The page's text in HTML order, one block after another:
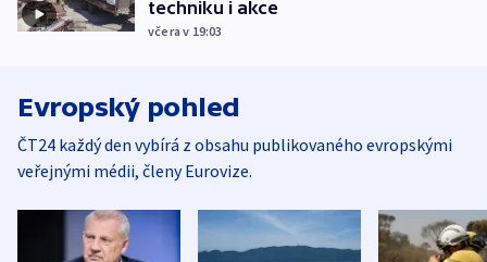
techniku i akce
včera v 19:03
Evropský pohled
ČT24 každý den vybírá z obsahu publikovaného evropskými
veřejnými médii, členy Eurovize.